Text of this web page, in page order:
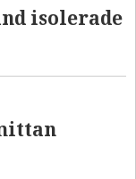
isolerade